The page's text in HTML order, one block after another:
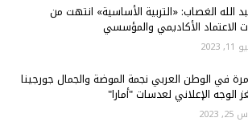
الله الغصاب: «التربية الأساسية» انتهت من
الاعتماد الأكاديمي والمؤسسي
في الوطن العربي نجمة الموضة والجمال جورجينا
الوجه الإعلاني لعدسات "أمارا"
2023